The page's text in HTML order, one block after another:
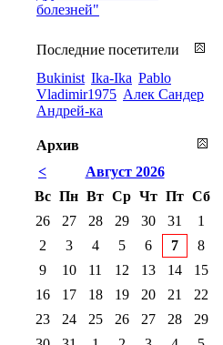
болезней"
Последние посетители
Bukinist Ika-Ika Pablo
Vladimir1975 Алек Сандер
Андрей-ка
Архив
<
Август 2026
Вс Пн Вт Ср Чт Пт Сб
26
27 28 29 30 31
1
2
3 4 5 6 7
8
9
10 11 12 13 14
15
16
17 18 19 20 21
22
23
24 25 26 27 28
29